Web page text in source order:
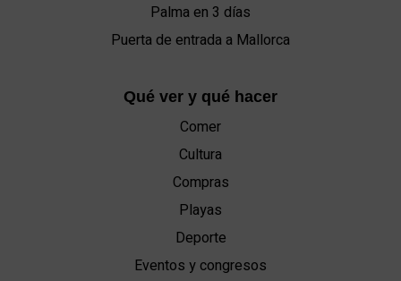
Palma en 3 días
Puerta de entrada a Mallorca
Qué ver y qué hacer
Comer
Cultura
Compras
Playas
Deporte
Eventos y congresos